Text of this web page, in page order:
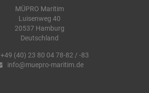
MÜPRO Maritim
Luisenweg 40
20537 Hamburg
Deutschland
+49 (40) 23 80 04 78-82 / -83
info@muepro-maritim.de